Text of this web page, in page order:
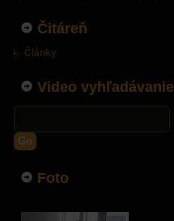
Čitáreň
Články
Video vyhľadávanie
Go
Foto